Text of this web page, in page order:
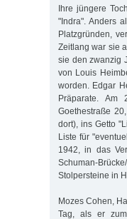
Ihre jüngere
"Indra". Anders
Platzgründen,
Zeitlang war sie
sie den zwanzig
von Louis
worden. Edgar
Präparate. Am
Goethestraße
dort), ins Getto
Liste für
1942, in das
Schuman-
Stolpersteine in
Mozes Cohen,
Tag, als er